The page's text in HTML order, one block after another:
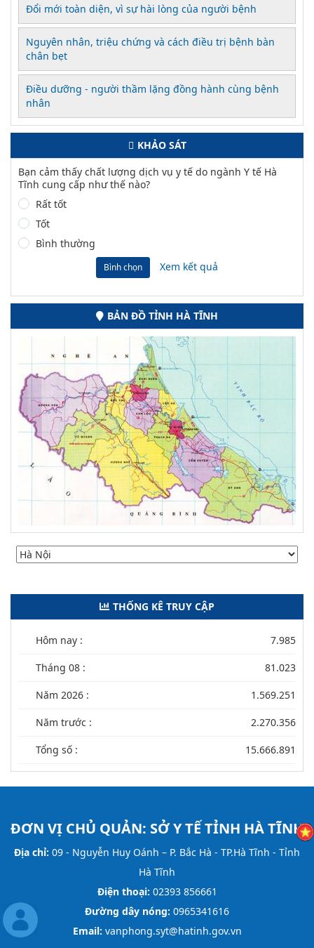
Đổi mới toàn diện, vì sự hài lòng của người bệnh
Nguyên nhân, triệu chứng và cách điều trị bệnh bàn
chân bẹt
Điều dưỡng - người thầm lặng đồng hành cùng bệnh
nhân
KHẢO SÁT
Bạn cảm thấy chất lượng dịch vụ y tế do ngành Y tế Hà
Tĩnh cung cấp như thế nào?
Rất tốt
Tốt
Bình thường
Bình chọn Xem kết quả
BẢN ĐỒ TỈNH HÀ TĨNH
THỐNG KÊ TRUY CẬP
Hôm nay : 7.985
Tháng 08 : 81.023
Năm 2026 : 1.569.251
Năm trước : 2.270.356
Tổng số : 15.666.891
ĐƠN VỊ CHỦ QUẢN: SỞ Y TẾ TỈNH HÀ TĨNH
Địa chỉ: 09 - Nguyễn Huy Oánh – P. Bắc Hà - TP.Hà Tĩnh - Tỉnh
Hà Tĩnh
Điện thoại: 02393 856661
Đường dây nóng: 0965341616
Email: vanphong.syt@hatinh.gov.vn